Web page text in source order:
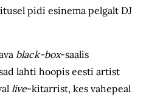
pidi esinema pelgalt DJ
black-box-saalis
lahti hoopis eesti artist
live-kitarrist, kes vahepeal